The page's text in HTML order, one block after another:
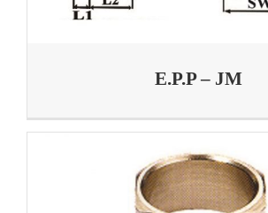
E.P.P – JM